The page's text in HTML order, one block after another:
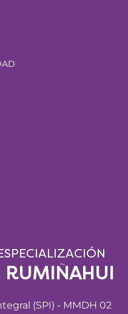
RUMIÑAHUI
(SPI) - MMDH 02